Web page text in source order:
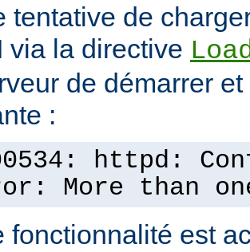
tentative de
via la directive
de démarrer
:
httpd:
More than
fonctionnalité est